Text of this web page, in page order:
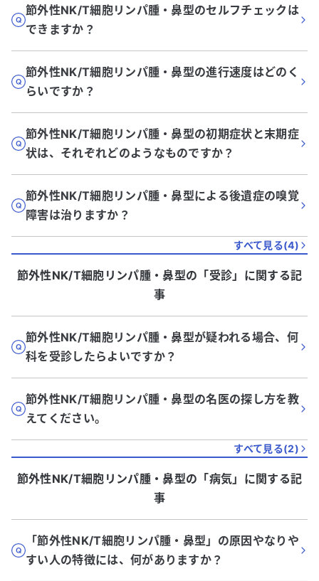
節外性NK/T細胞リンパ腫・鼻型のセルフチェックは
できますか？
節外性NK/T細胞リンパ腫・鼻型の進行速度はどのく
らいですか？
節外性NK/T細胞リンパ腫・鼻型の初期症状と末期症
状は、それぞれどのようなものですか？
節外性NK/T細胞リンパ腫・鼻型による後遺症の嗅覚
障害は治りますか？
すべて見る(4)
節外性NK/T細胞リンパ腫・鼻型の「受診」に関する記
事
節外性NK/T細胞リンパ腫・鼻型が疑われる場合、何
科を受診したらよいですか？
節外性NK/T細胞リンパ腫・鼻型の名医の探し方を教
えてください。
すべて見る(2)
節外性NK/T細胞リンパ腫・鼻型の「病気」に関する記
事
「節外性NK/T細胞リンパ腫・鼻型」の原因やなりや
すい人の特徴には、何がありますか？